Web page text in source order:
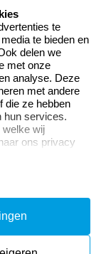
opnemen
vragen
te
te bieden en
delen we
met onze
analyse. Deze
met andere
die ze hebben
hun services.
welke wij
ons privacy